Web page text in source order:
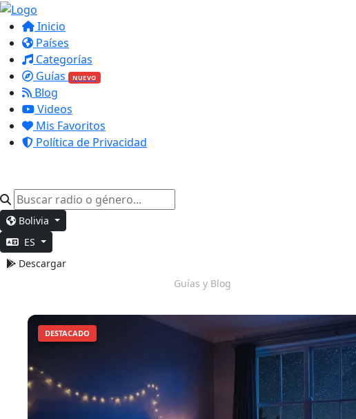
Inicio
Países
Categorías
Guías
NUEVO
Blog
Videos
Mis Favoritos
Política de Privacidad
Bolivia
ES
Descargar
Guías y Blog
DESTACADO